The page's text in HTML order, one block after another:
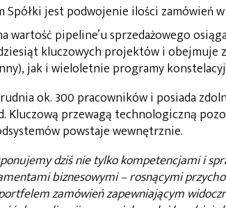
Spółki jest podwojenie ilości zamówień
wartość pipeline’u sprzedażowego
kluczowych projektów i
jak i wieloletnie programy
ok. 300 pracowników i posiada
Kluczową przewagą technologiczną
powstaje wewnętrznie.
dziś nie tylko kompetencjami i
biznesowymi – rosnącymi
zamówień zapewniającym